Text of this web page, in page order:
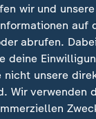
Brüssel
wir und
auf
abrufen.
deine
nicht unsere
Wir verwenden